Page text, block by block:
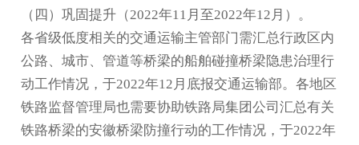
（四）巩固提升（2022年11月至2022年12月）。
各省级低度相关的交通运输主管部门需汇总行政区内
公路、城市、管道等桥梁的船舶碰撞桥梁隐患治理行
动工作情况，于2022年12月底报交通运输部。各地区
铁路监督管理局也需要协助铁路局集团公司汇总有关
铁路桥梁的安徽桥梁防撞行动的工作情况，于2022年